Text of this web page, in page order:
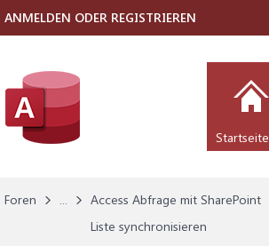
Foren ...
Access Abfrage mit SharePoint
Liste synchronisieren
ANMELDEN ODER REGISTRIEREN
Startseite